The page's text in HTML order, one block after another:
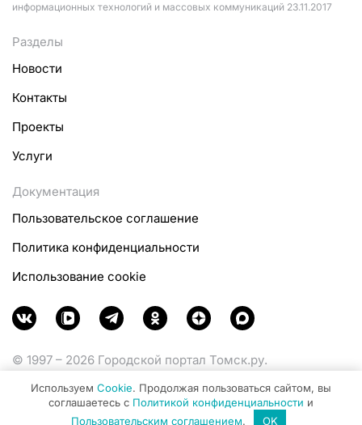
информационных технологий и массовых коммуникаций 23.11.2017
Разделы
Новости
Контакты
Проекты
Услуги
Документация
Пользовательское соглашение
Политика конфиденциальности
Использование cookie
© 1997 – 2026 Городской портал Томск.ру.
Министерства цифрового развития, связи и массовых
коммуникаций Российской Федерации.
Используем Cookie. Продолжая пользоваться сайтом, вы
соглашаетесь с Политикой конфиденциальности и
Пользовательским соглашением. OK